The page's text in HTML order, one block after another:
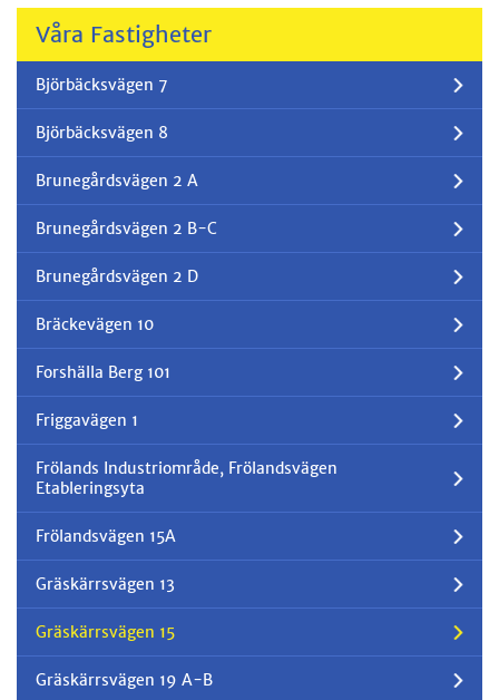
Våra Fastigheter
Björbäcksvägen 7
Björbäcksvägen 8
Brunegårdsvägen 2 A
Brunegårdsvägen 2 B-C
Brunegårdsvägen 2 D
Bräckevägen 10
Forshälla Berg 101
Friggavägen 1
Frölands Industriområde, Frölandsvägen
Etableringsyta
Frölandsvägen 15A
Gräskärrsvägen 13
Gräskärrsvägen 15
Gräskärrsvägen 19 A-B